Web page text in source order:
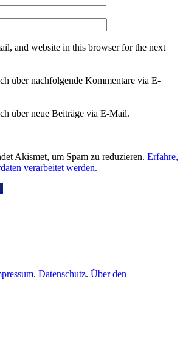
and website in this browser for the next
über nachfolgende Kommentare via E-
über neue Beiträge via E-Mail.
Akismet, um Spam zu reduzieren. Erfahre,
verarbeitet werden.
. Datenschutz. Über den